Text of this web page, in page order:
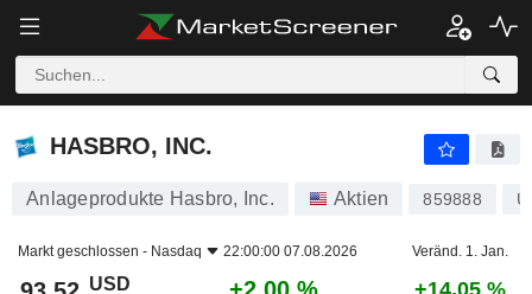
HASBRO, INC.
HASBRO, INC.
Anlageprodukte Hasbro, Inc. Aktien 859888
Markt geschlossen - Nasdaq 22:00:00 07.08.2026 Veränd. 1. Jan.
USD +14,05 %